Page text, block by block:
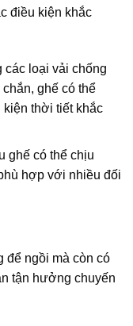
điều kiện khắc
các loại vải chống
ghế có thể
thời tiết khắc
ghế có thể chịu
hợp với nhiều đối
để ngồi mà còn có
tận hưởng chuyến